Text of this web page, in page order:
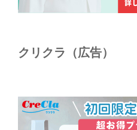
クリクラ（広告）